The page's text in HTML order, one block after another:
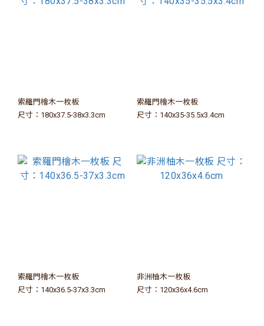
索羅門檜木一枚板
尺寸：180x37.5-38x3.3cm
索羅門檜木一枚板
尺寸：140x35-35.5x3.4cm
索羅門檜木一枚板
尺寸：140x36.5-37x3.3cm
非洲柚木一枚板
尺寸：120x36x4.6cm